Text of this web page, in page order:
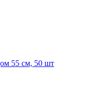
55 см, 50 шт